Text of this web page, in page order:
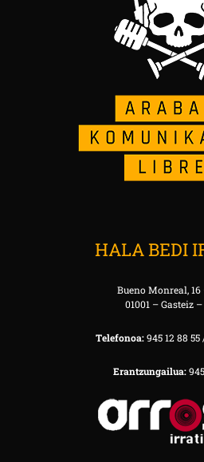
HALA BEDI
Bueno Monreal, 16
01001 – Gasteiz
Telefonoa:945 12 88 55
Erantzungailua: